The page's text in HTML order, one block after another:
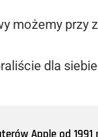
możemy przy
dla